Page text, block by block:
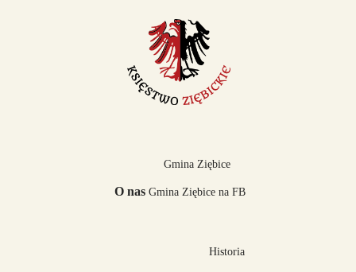
O nas
Gmina Ziębice
Gmina Ziębice na FB
Historia